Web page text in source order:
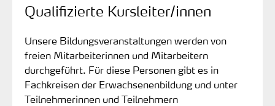
Qualifizierte Kursleiter/innen
Unsere Bildungsveranstaltungen werden von
freien Mitarbeiterinnen und Mitarbeitern
durchgeführt. Für diese Personen gibt es in
Fachkreisen der Erwachsenenbildung und unter
Teilnehmerinnen und Teilnehmern